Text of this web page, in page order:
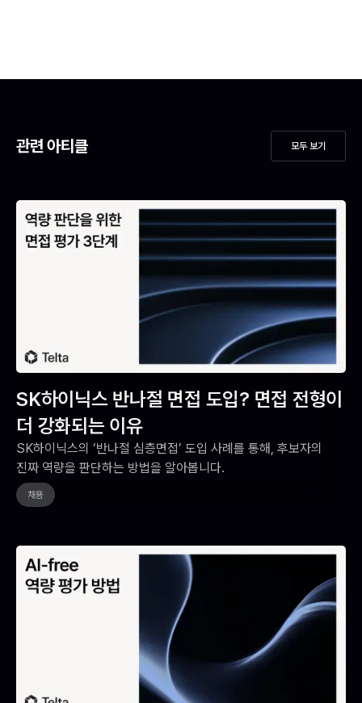
관련 아티클 모두 보기
SK하이닉스 반나절 면접 도입? 면접 전형이
더 강화되는 이유
SK하이닉스의 ‘반나절 심층면접’ 도입 사례를 통해, 후보자의
진짜 역량을 판단하는 방법을 알아봅니다.
채용